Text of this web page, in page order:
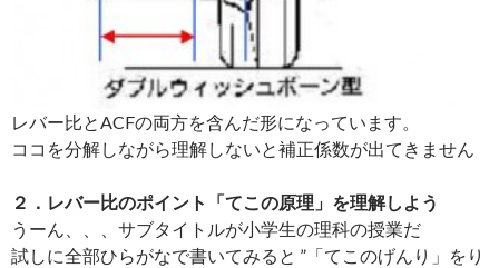
レバー比とACFの両方を含んだ形になっています。
ココを分解しながら理解しないと補正係数が出てきません
２．レバー比のポイント「てこの原理」を理解しよう
うーん、、、サブタイトルが小学生の理科の授業だ
試しに全部ひらがなで書いてみると ”「てこのげんり」をり